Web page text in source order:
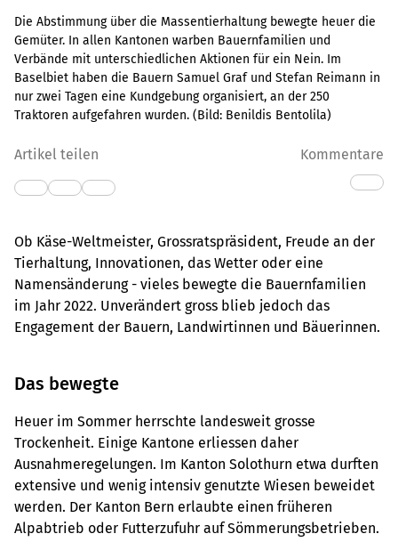
Die Abstimmung über die Massentierhaltung bewegte heuer die
Gemüter. In allen Kantonen warben Bauernfamilien und
Verbände mit unterschiedlichen Aktionen für ein Nein. Im
Baselbiet haben die Bauern Samuel Graf und Stefan Reimann in
nur zwei Tagen eine Kundgebung organisiert, an der 250
Traktoren aufgefahren wurden. (Bild: Benildis Bentolila)
Artikel teilen Kommentare
Ob Käse-Weltmeister, Grossratspräsident, Freude an der
Tierhaltung, Innovationen, das Wetter oder eine
Namensänderung - vieles bewegte die Bauernfamilien
im Jahr 2022. Unverändert gross blieb jedoch das
Engagement der Bauern, Landwirtinnen und Bäuerinnen.
Das bewegte
Heuer im Sommer herrschte landesweit grosse
Trockenheit. Einige Kantone erliessen daher
Ausnahmeregelungen. Im Kanton Solothurn etwa durften
extensive und wenig intensiv genutzte Wiesen beweidet
werden. Der Kanton Bern erlaubte einen früheren
Alpabtrieb oder Futterzufuhr auf Sömmerungsbetrieben.